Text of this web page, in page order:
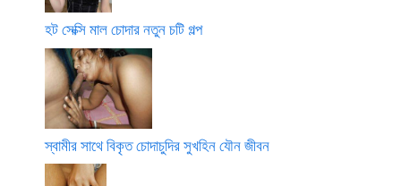
হট সেক্সি মাল চোদার নতুন চটি গল্প
স্বামীর সাথে বিকৃত চোদাচুদির সুখহিন যৌন জীবন